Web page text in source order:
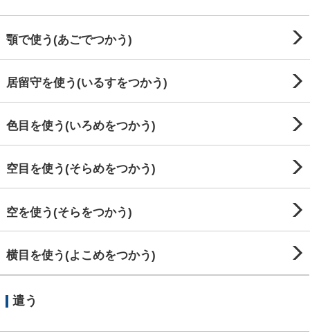
顎で使う(あごでつかう)
居留守を使う(いるすをつかう)
色目を使う(いろめをつかう)
空目を使う(そらめをつかう)
空を使う(そらをつかう)
横目を使う(よこめをつかう)
遣う